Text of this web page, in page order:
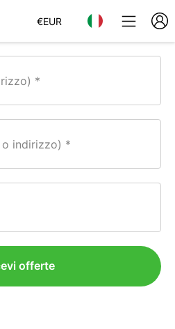
€EUR
indirizzo)
offerte